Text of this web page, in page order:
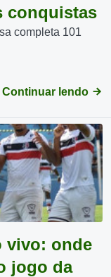
conquistas
completa 101
Continuar lendo
vivo: onde
jogo da